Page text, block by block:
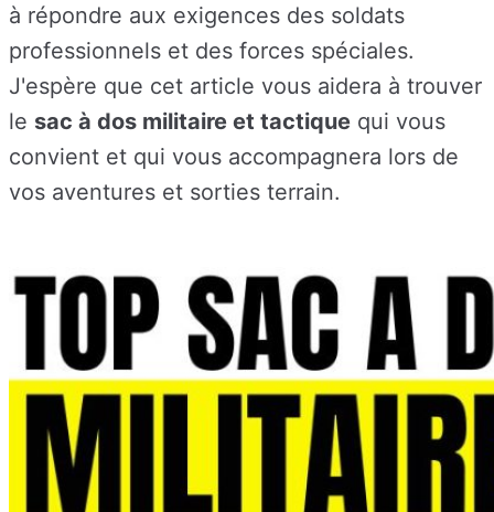
à répondre aux exigences des soldats
professionnels et des forces spéciales.
J'espère que cet article vous aidera à trouver
le sac à dos militaire et tactique qui vous
convient et qui vous accompagnera lors de
vos aventures et sorties terrain.